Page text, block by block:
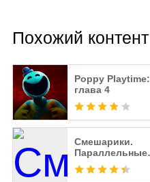
Похожий контент
Poppy Playtime:
глава 4
Смешарики.
Параллельные
миры